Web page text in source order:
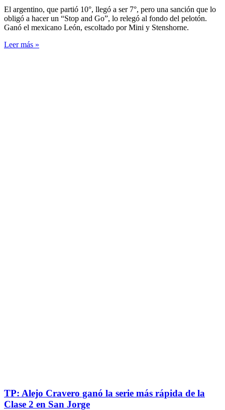
El argentino, que partió 10°, llegó a ser 7°, pero una sanción que lo
obligó a hacer un “Stop and Go”, lo relegó al fondo del pelotón.
Ganó el mexicano León, escoltado por Mini y Stenshorne.
Leer más »
TP: Alejo Cravero ganó la serie más rápida de la
Clase 2 en San Jorge